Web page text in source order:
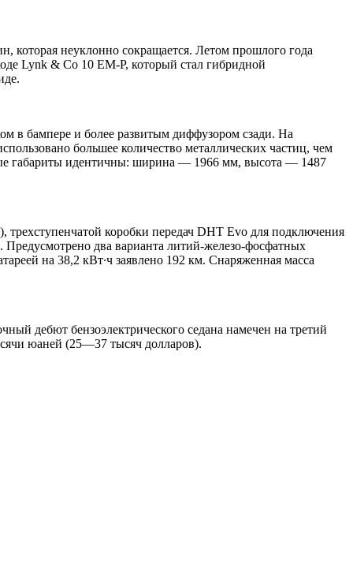
которая неуклонно сокращается. Летом прошлого года
Lynk & Co 10 EM-P, который стал гибридной
в бампере и более развитым диффузором сзади. На
большее количество металлических частиц, чем
габариты идентичны: ширина — 1966 мм, высота — 1487
трехступенчатой коробки передач DHT Evo для подключения
два варианта литий-железо-фосфатных
на 38,2 кВт∙ч заявлено 192 км. Снаряженная масса
дебют бензоэлектрического седана намечен на третий
юаней (25—37 тысяч долларов).